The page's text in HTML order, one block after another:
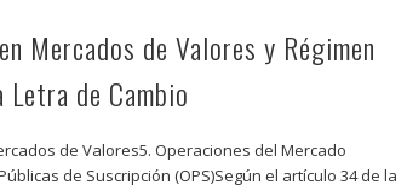
Mercados de Valores y Régimen
de Cambio
de Valores5. Operaciones del Mercado
de Suscripción (OPS)Según el artículo 34 de la